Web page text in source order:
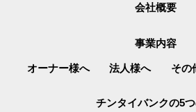
会社概要
事業内容
オーナー様へ 法人様へ その
チンタイバンクの5